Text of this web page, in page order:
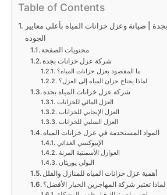
Table of Contents
| صيانة وعزل خزانات المياه بأعلى معايير
الجودة
محتويات الصفحة
شركة عزل خزانات بجدة
ما المقصود بعزل خزانات المياه؟
لماذا يحتاج خزان المياه إلى العزل؟
شركة عزل خزانات المياه بجدة
العزل المائي للخزانات
العزل الإيجابي للخزانات
العزل السلبي للخزانات
المواد المستخدمة في عزل خزانات المياه
الإيبوكسي الغذائي
العوازل الأسمنتية المرنة
البولي يوريثان
أهمية عزل خزانات المياه للمنازل والفلل
لماذا تعتبر شركة المهاجرين الخيار الأفضل؟